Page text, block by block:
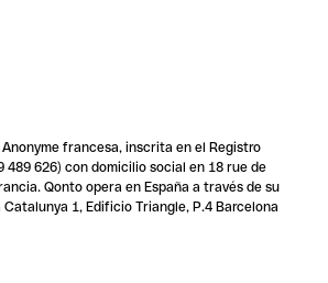
francesa, inscrita en el Registro
489 626) con domicilio social en 18 rue de
Qonto opera en España a través de su
1, Edificio Triangle, P.4 Barcelona